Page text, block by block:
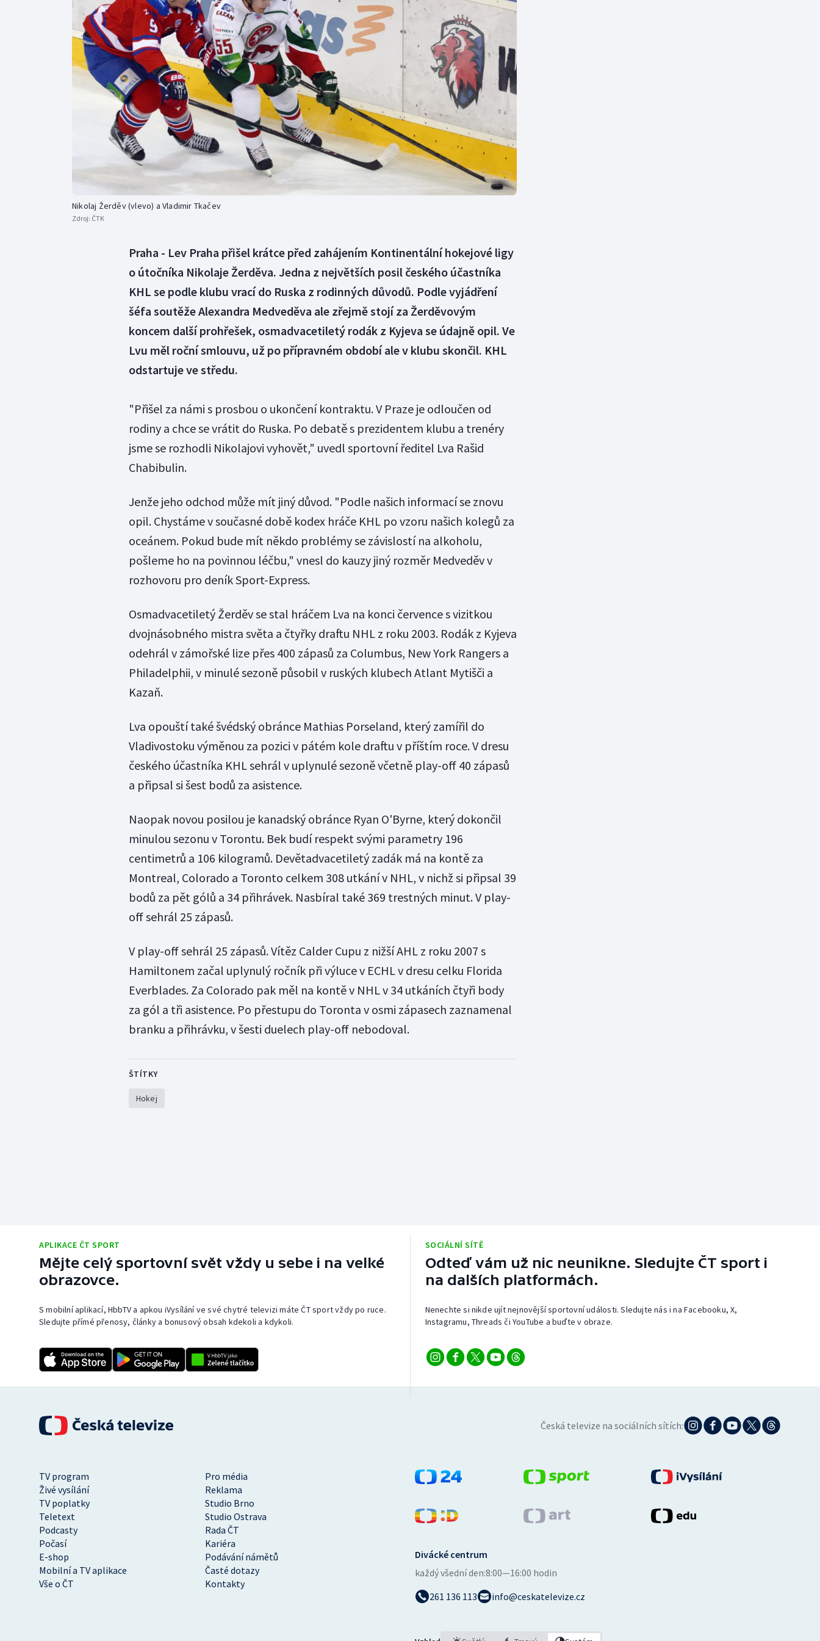
Curling
Dostihy
Florbal
Futsal
Golf
Gymnastika
Moderní pětiboj
Motorsport
Olympijské hry
Parasport
Plavání
Plážový volejbal
Triatlon
Veslování
Vodní slalom
Volejbal
Ostatní
Nikolaj Žerděv (vlevo) a Vladimir Tkačev
Zdroj: ČTK
Praha - Lev Praha přišel krátce před zahájením Kontinentální hokejové ligy
o útočníka Nikolaje Žerděva. Jedna z největších posil českého účastníka
KHL se podle klubu vrací do Ruska z rodinných důvodů. Podle vyjádření
šéfa soutěže Alexandra Medveděva ale zřejmě stojí za Žerděvovým
koncem další prohřešek, osmadvacetiletý rodák z Kyjeva se údajně opil. Ve
Lvu měl roční smlouvu, už po přípravném období ale v klubu skončil. KHL
odstartuje ve středu.
"Přišel za námi s prosbou o ukončení kontraktu. V Praze je odloučen od
rodiny a chce se vrátit do Ruska. Po debatě s prezidentem klubu a trenéry
jsme se rozhodli Nikolajovi vyhovět," uvedl sportovní ředitel Lva Rašid
Chabibulin.
Jenže jeho odchod může mít jiný důvod. "Podle našich informací se znovu
opil. Chystáme v současné době kodex hráče KHL po vzoru našich kolegů za
oceánem. Pokud bude mít někdo problémy se závislostí na alkoholu,
pošleme ho na povinnou léčbu," vnesl do kauzy jiný rozměr Medveděv v
rozhovoru pro deník Sport-Express.
Osmadvacetiletý Žerděv se stal hráčem Lva na konci července s vizitkou
dvojnásobného mistra světa a čtyřky draftu NHL z roku 2003. Rodák z Kyjeva
odehrál v zámořské lize přes 400 zápasů za Columbus, New York Rangers a
Philadelphii, v minulé sezoně působil v ruských klubech Atlant Mytišči a
Kazaň.
Lva opouští také švédský obránce Mathias Porseland, který zamířil do
Vladivostoku výměnou za pozici v pátém kole draftu v příštím roce. V dresu
českého účastníka KHL sehrál v uplynulé sezoně včetně play-off 40 zápasů
a připsal si šest bodů za asistence.
Naopak novou posilou je kanadský obránce Ryan O'Byrne, který dokončil
minulou sezonu v Torontu. Bek budí respekt svými parametry 196
centimetrů a 106 kilogramů. Devětadvacetiletý zadák má na kontě za
Montreal, Colorado a Toronto celkem 308 utkání v NHL, v nichž si připsal 39
bodů za pět gólů a 34 přihrávek. Nasbíral také 369 trestných minut. V play-
off sehrál 25 zápasů.
V play-off sehrál 25 zápasů. Vítěz Calder Cupu z nižší AHL z roku 2007 s
Hamiltonem začal uplynulý ročník při výluce v ECHL v dresu celku Florida
Everblades. Za Colorado pak měl na kontě v NHL v 34 utkáních čtyři body
za gól a tři asistence. Po přestupu do Toronta v osmi zápasech zaznamenal
branku a přihrávku, v šesti duelech play-off nebodoval.
ŠTÍTKY
Hokej
APLIKACE ČT SPORT
Mějte celý sportovní svět vždy u sebe i na velké
obrazovce.
S mobilní aplikací, HbbTV a apkou iVysílání ve své chytré televizi máte ČT sport vždy po ruce.
Sledujte přímé přenosy, články a bonusový obsah kdekoli a kdykoli.
SOCIÁLNÍ SÍTĚ
Odteď vám už nic neunikne. Sledujte ČT sport i
na dalších platformách.
Nenechte si nikde ujít nejnovější sportovní události. Sledujte nás i na Facebooku, X,
Instagramu, Threads či YouTube a buďte v obraze.
Česká televize na sociálních sítích:
TV program
Pro média
Živé vysílání
Reklama
TV poplatky
Studio Brno
Teletext
Studio Ostrava
Podcasty
Rada ČT
Počasí
Kariéra
E-shop
Podávání námětů
Mobilní a TV aplikace
Časté dotazy
Vše o ČT
Kontakty
Divácké centrum
každý všední den:8:00—16:00 hodin
261 136 113
info@ceskatelevize.cz